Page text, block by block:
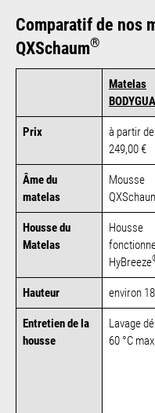
Comparatif de nos
QXSchaum®
Matelas
Prix
à partir de
249,00 €
Âme du
matelas
Mousse
Housse du
Matelas
Housse
HyBreeze
Hauteur environ
Entretien de la
housse
Lavage
60 °C max.